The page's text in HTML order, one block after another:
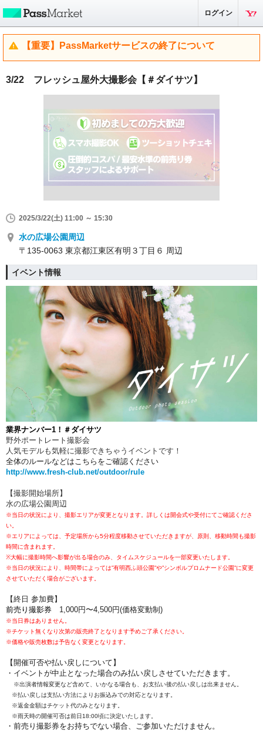
ログイン
【重要】PassMarketサービスの終了について
3/22 フレッシュ屋外大撮影会【＃ダイサツ】
2025/3/22(土) 11:00 ～ 15:30
水の広場公園周辺
〒135-0063 東京都江東区有明３丁目６ 周辺
イベント情報
業界ナンバー1！＃ダイサツ
野外ポートレート撮影会
人気モデルも気軽に撮影できちゃうイベントです！
全体のルールなどはこちらをご確認ください
http://www.fresh-club.net/outdoor/rule
【撮影開始場所】
水の広場公園周辺
※当日の状況により、撮影エリアが変更となります。詳しくは開会式や受付にてご確認くださ
い。
※エリアによっては、予定場所から5分程度移動させていただきますが、原則、移動時間も撮影
時間に含まれます。
※大幅に撮影時間へ影響が出る場合のみ、タイムスケジュールを一部変更いたします。
※当日の状況により、時間帯によっては”有明西ふ頭公園”や”シンボルプロムナード公園”に変更
させていただく場合がございます。
【終日 参加費】
前売り 撮影券 1,000円〜4,500円(価格変動制)
※当日券はありません。
※チケット無くなり次第の販売終了となります予めご了承ください。
※価格や販売枚数は予告なく変更となります。
【開催可否や払い戻しについて】
・イベントが中止となった場合のみ払い戻しさせていただきます。
※出演者情報変更など含めて、いかなる場合も、お支払い後の払い戻しは出来ません。
※払い戻しは支払い方法によりお振込みでの対応となります。
※返金金額はチケット代のみとなります。
※雨天時の開催可否は前日18:00頃に決定いたします。
・前売り撮影券をお持ちでない場合、ご参加いただけません。